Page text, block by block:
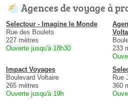
Agences de voyage à
Selectour - Imagine le Monde
Rue des Boulets
227 mètres
Ouverte jusqu'à 18h30
233
Impact Voyages
Boulevard Voltaire
265 mètres
Ouverte jusqu'à 19h
Rue
360